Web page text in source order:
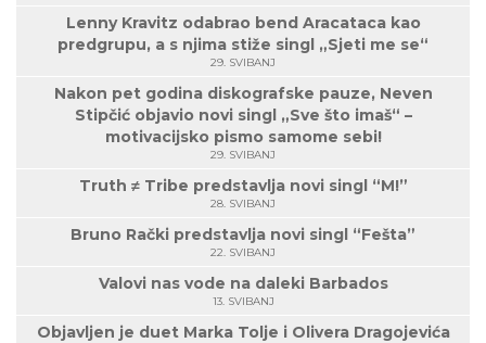
Lenny Kravitz odabrao bend Aracataca kao
predgrupu, a s njima stiže singl „Sjeti me se“
29. SVIBANJ
Nakon pet godina diskografske pauze, Neven
Stipčić objavio novi singl „Sve što imaš“ –
motivacijsko pismo samome sebi!
29. SVIBANJ
Truth ≠ Tribe predstavlja novi singl “M!”
28. SVIBANJ
Bruno Rački predstavlja novi singl “Fešta”
22. SVIBANJ
Valovi nas vode na daleki Barbados
13. SVIBANJ
Objavljen je duet Marka Tolje i Olivera Dragojevića